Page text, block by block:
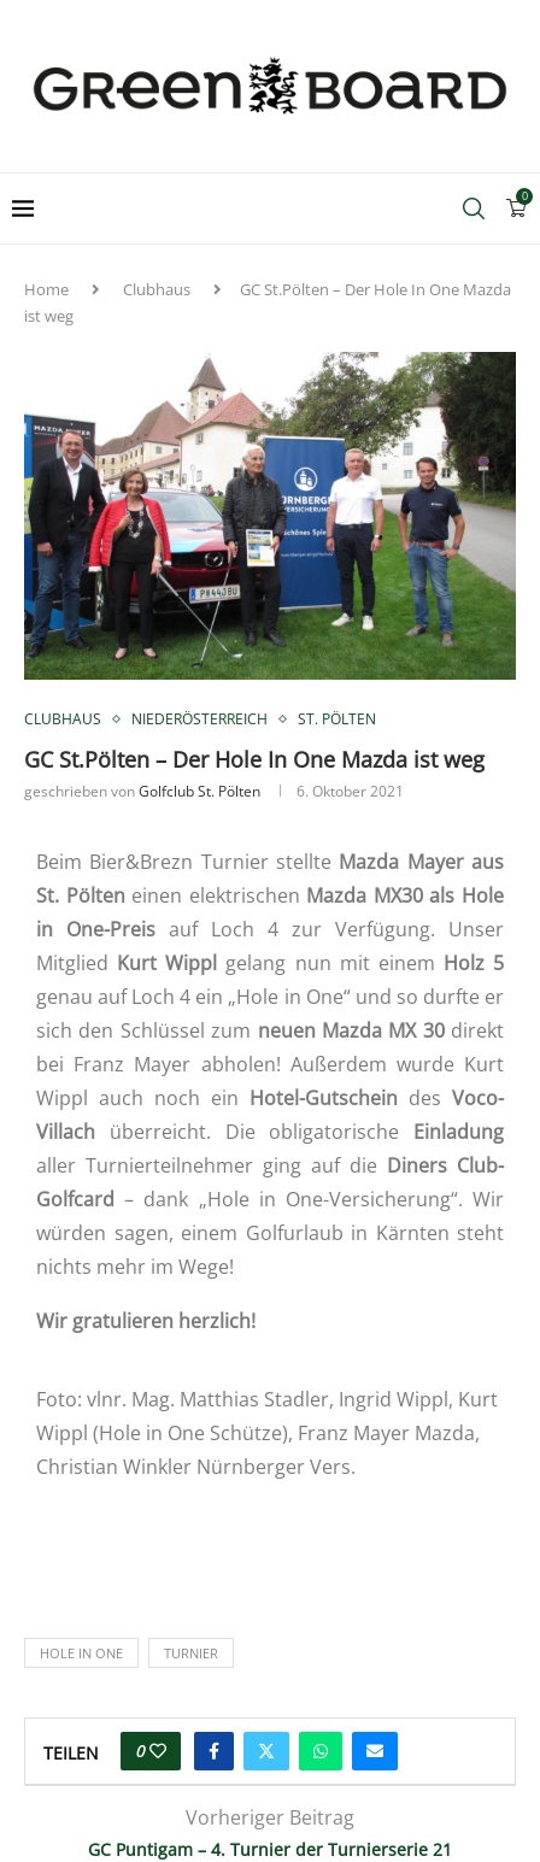
0
Home Clubhaus
GC St.Pölten – Der Hole In One Mazda
ist weg
CLUBHAUS NIEDERÖSTERREICH ST. PÖLTEN
GC St.Pölten – Der Hole In One Mazda ist weg
geschrieben vonGolfclub St. Pölten 6. Oktober 2021
Beim Bier&Brezn Turnier stellte Mazda Mayer aus
St. Pölten einen elektrischen Mazda MX30 als Hole
in One-Preis auf Loch 4 zur Verfügung. Unser
Mitglied Kurt Wippl gelang nun mit einem Holz 5
genau auf Loch 4 ein „Hole in One“ und so durfte er
sich den Schlüssel zum neuen Mazda MX 30direkt
bei Franz Mayer abholen! Außerdem wurde Kurt
Wippl auch noch ein Hotel-Gutschein des Voco-
Villach überreicht. Die obligatorische Einladung
aller Turnierteilnehmer ging auf die Diners Club-
Golfcard – dank „Hole in One-Versicherung“. Wir
würden sagen, einem Golfurlaub in Kärnten steht
nichts mehr im Wege!
Wir gratulieren herzlich!
Foto: vlnr. Mag. Matthias Stadler, Ingrid Wippl, Kurt
Wippl (Hole in One Schütze), Franz Mayer Mazda,
Christian Winkler Nürnberger Vers.
HOLE IN ONE TURNIER
TEILEN 0
Vorheriger Beitrag
GC Puntigam – 4. Turnier der Turnierserie 21